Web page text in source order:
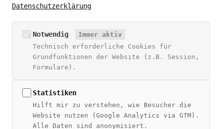
hello@zivantesic.com
NAVIGATION
Über Živan
THEMEN
SEO Guide
Datenschutzerklärung
Notwendig
Immer aktiv
Technisch erforderliche Cookies für
Grundfunktionen der Website (z.B. Session,
Formulare).
Statistiken
Hilft mir zu verstehen, wie Besucher die
Website nutzen (Google Analytics via GTM).
Alle Daten sind anonymisiert.